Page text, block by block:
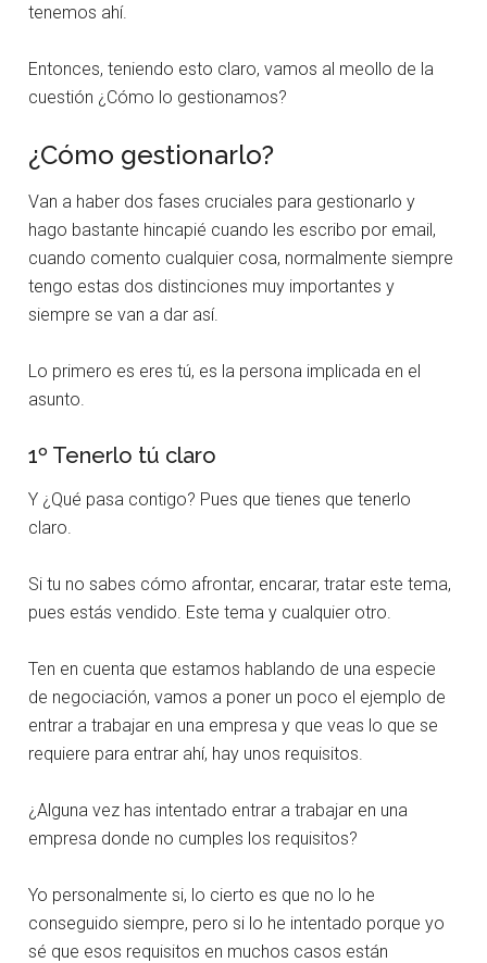
tenemos ahí.
Entonces, teniendo esto claro, vamos al meollo de la
cuestión ¿Cómo lo gestionamos?
¿Cómo gestionarlo?
Van a haber dos fases cruciales para gestionarlo y
hago bastante hincapié cuando les escribo por email,
cuando comento cualquier cosa, normalmente siempre
tengo estas dos distinciones muy importantes y
siempre se van a dar así.
Lo primero es eres tú, es la persona implicada en el
asunto.
1º Tenerlo tú claro
Y ¿Qué pasa contigo? Pues que tienes que tenerlo
claro.
Si tu no sabes cómo afrontar, encarar, tratar este tema,
pues estás vendido. Este tema y cualquier otro.
Ten en cuenta que estamos hablando de una especie
de negociación, vamos a poner un poco el ejemplo de
entrar a trabajar en una empresa y que veas lo que se
requiere para entrar ahí, hay unos requisitos.
¿Alguna vez has intentado entrar a trabajar en una
empresa donde no cumples los requisitos?
Yo personalmente si, lo cierto es que no lo he
conseguido siempre, pero si lo he intentado porque yo
sé que esos requisitos en muchos casos están